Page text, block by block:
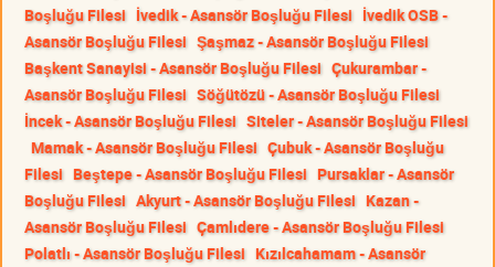
Boşluğu Filesi İvedik - Asansör Boşluğu Filesi İvedik OSB -
Asansör Boşluğu Filesi Şaşmaz - Asansör Boşluğu Filesi
Başkent Sanayisi - Asansör Boşluğu Filesi Çukurambar -
Asansör Boşluğu Filesi Söğütözü - Asansör Boşluğu Filesi
İncek - Asansör Boşluğu Filesi Siteler - Asansör Boşluğu Filesi
Mamak - Asansör Boşluğu Filesi Çubuk - Asansör Boşluğu
Filesi Beştepe - Asansör Boşluğu Filesi Pursaklar - Asansör
Boşluğu Filesi Akyurt - Asansör Boşluğu Filesi Kazan -
Asansör Boşluğu Filesi Çamlıdere - Asansör Boşluğu Filesi
Polatlı - Asansör Boşluğu Filesi Kızılcahamam - Asansör